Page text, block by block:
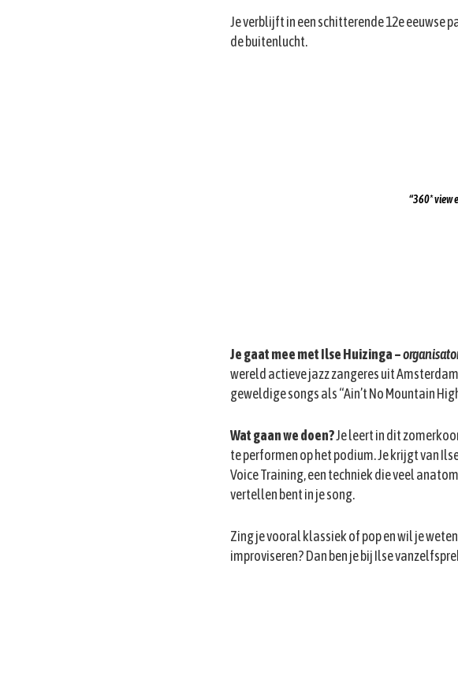
Je verblijft in een schitterende 12e eeuwse
de buitenlucht.
“360* view
Je gaat mee met Ilse Huizinga –
wereld actieve jazz zangeres uit
geweldige songs als “Ain’t No Mountain
Wat gaan we doen?Je leert in dit
te performen op het podium. Je krijgt van
Voice Training, een techniek die veel
vertellen bent in je song.
Zing je vooral klassiek of pop en wil je
improviseren? Dan ben je bij Ilse